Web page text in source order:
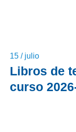
15 / julio
Libros de
curso